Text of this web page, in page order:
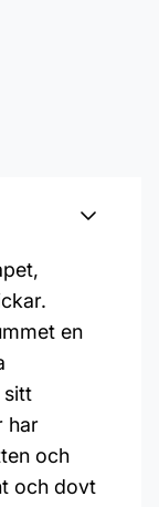
en
sitt
har
och
och dovt